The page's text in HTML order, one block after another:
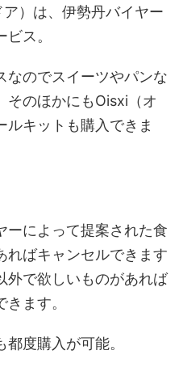
）は、伊勢丹バイヤー
ス。
なのでスイーツやパンな
そのほかにもOisxi（オ
ルキットも購入できま
ーによって提案された食
ればキャンセルできます
外で欲しいものがあれば
ます。
度購入が可能。